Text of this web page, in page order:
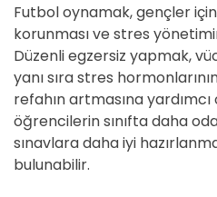
Futbol oynamak, gençler için
korunması ve stres
Düzenli egzersiz yapmak,
yanı sıra stres
refahın artmasına
öğrencilerin sınıfta daha
sınavlara daha iyi
bulunabilir.